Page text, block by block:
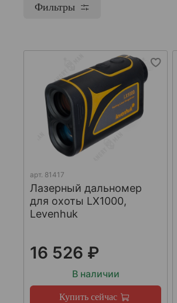
Фильтры
арт. 81417
Лазерный дальномер
для охоты LX1000,
Levenhuk
16 526 ₽
В наличии
Купить сейчас